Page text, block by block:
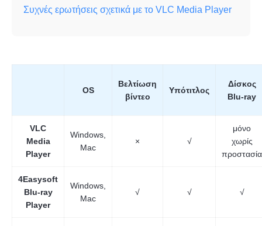
Συχνές ερωτήσεις σχετικά με το VLC Media Player
OS
Βελτίωση
βίντεο
Υπότιτλος
Δίσκος
Blu-ray
VLC
Media
Player
Windows,
Mac
× √
μόνο
χωρίς
προστασία
4Easysoft
Blu-ray
Player
Windows,
Mac
√ √ √